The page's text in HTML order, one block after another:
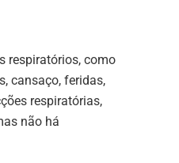
respiratórios, como
cansaço, feridas,
respiratórias,
não há